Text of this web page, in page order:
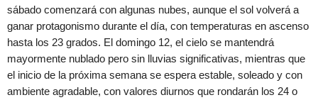
sábado comenzará con algunas nubes, aunque el sol volverá a
ganar protagonismo durante el día, con temperaturas en ascenso
hasta los 23 grados. El domingo 12, el cielo se mantendrá
mayormente nublado pero sin lluvias significativas, mientras que
el inicio de la próxima semana se espera estable, soleado y con
ambiente agradable, con valores diurnos que rondarán los 24 o